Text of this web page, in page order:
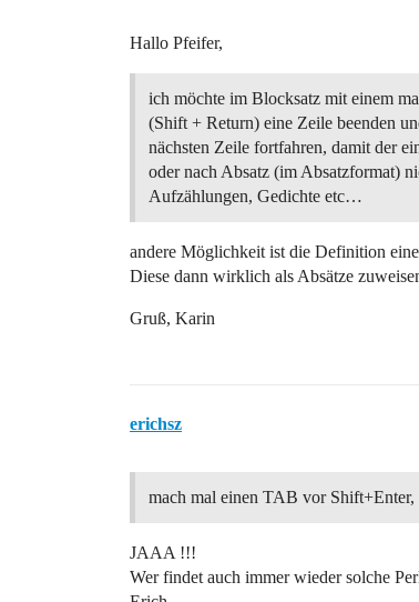
Hallo Pfeifer,
ich möchte im Blocksatz mit einem
(Shift + Return) eine Zeile beenden
nächsten Zeile fortfahren, damit der
oder nach Absatz (im Absatzformat)
Aufzählungen, Gedichte etc…
andere Möglichkeit ist die Definition
Diese dann wirklich als Absätze
Gruß, Karin
erichsz
mach mal einen TAB vor Shift+Enter,
JAAA !!!
Wer findet auch immer wieder solche